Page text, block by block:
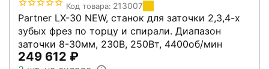
Код товара: 213007
Partner LX-30 NEW, станок для заточки 2,3,4-х
зубых фрез по торцу и спирали. Диапазон
заточки 8-30мм, 230В, 250Вт, 4400об/мин
249 612 ₽